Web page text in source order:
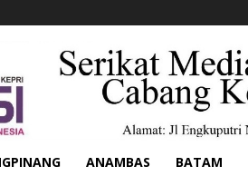
ANAMBAS BATAM